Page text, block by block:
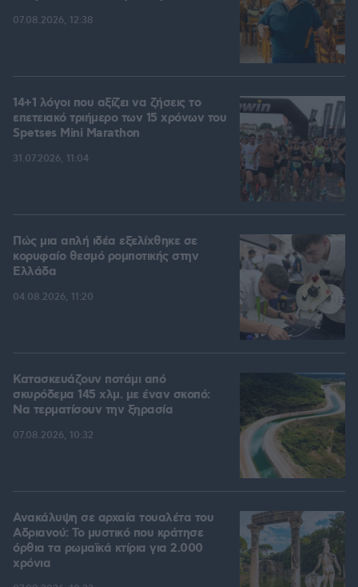
07.08.2026, 12:38
14+1 λόγοι που αξίζει να ζήσεις το
επετειακό τριήμερο των 15 χρόνων του
Spetses Mini Marathon
31.07.2026, 11:04
Πώς μια απλή ιδέα εξελίχθηκε σε
κορυφαίο θεσμό ρομποτικής στην
Ελλάδα
04.08.2026, 11:20
Κατασκευάζουν ποτάμι από
σκυρόδεμα 145 χλμ. με έναν σκοπό:
Να τερματίσουν την ξηρασία
07.08.2026, 10:32
Ανακάλυψη σε αρχαία τουαλέτα του
Αδριανού: Το μυστικό που κράτησε
όρθια τα ρωμαϊκά κτίρια για 2.000
χρόνια